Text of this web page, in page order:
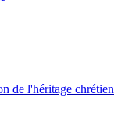
de l'héritage chrétien